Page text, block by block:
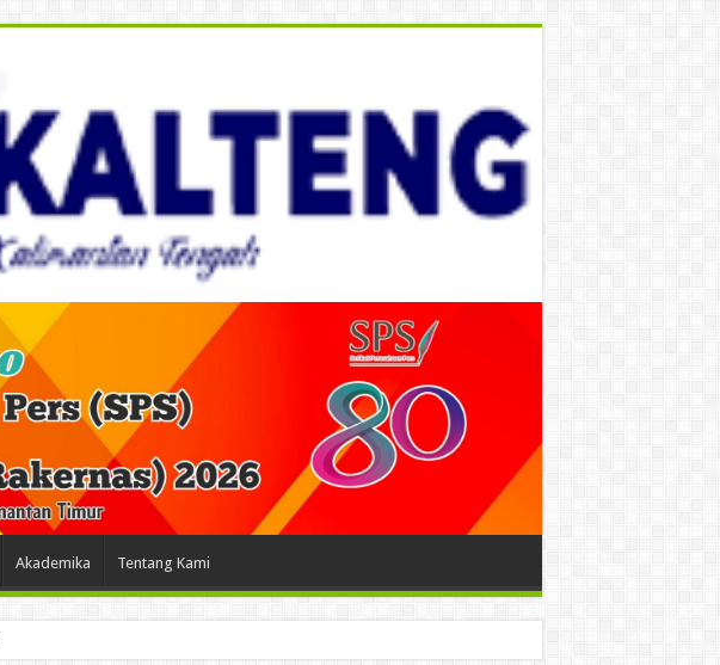
Akademika Tentang Kami